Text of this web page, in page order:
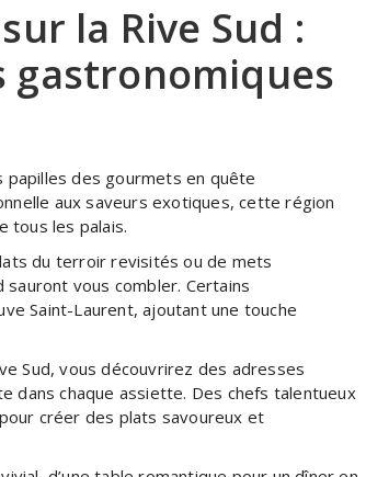
la Rive Sud :
gastronomiques
papilles des gourmets en quête
aux saveurs exotiques, cette région
tous les palais.
du terroir revisités ou de mets
vous combler. Certains
Saint-Laurent, ajoutant une touche
Sud, vous découvrirez des adresses
dans chaque assiette. Des chefs talentueux
créer des plats savoureux et